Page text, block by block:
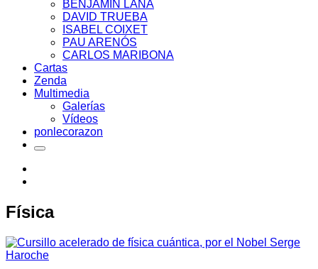
BENJAMÍN LANA
DAVID TRUEBA
ISABEL COIXET
PAU ARENÓS
CARLOS MARIBONA
Cartas
Zenda
Multimedia
Galerías
Vídeos
ponlecorazon
Física